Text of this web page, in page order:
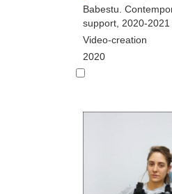
Babestu.
support, 2020-2021
Video-creation
2020